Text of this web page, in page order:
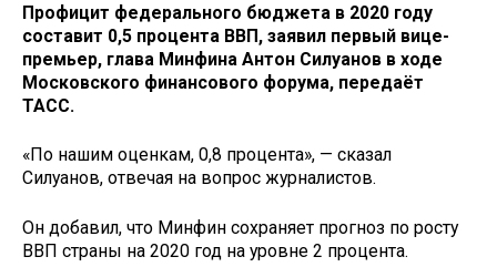
Профицит федерального бюджета в 2020 году
составит 0,5 процента ВВП, заявил первый вице-
премьер, глава Минфина Антон Силуанов в ходе
Московского финансового форума, передаёт
ТАСС.
«По нашим оценкам, 0,8 процента», — сказал
Силуанов, отвечая на вопрос журналистов.
Он добавил, что Минфин сохраняет прогноз по росту
ВВП страны на 2020 год на уровне 2 процента.